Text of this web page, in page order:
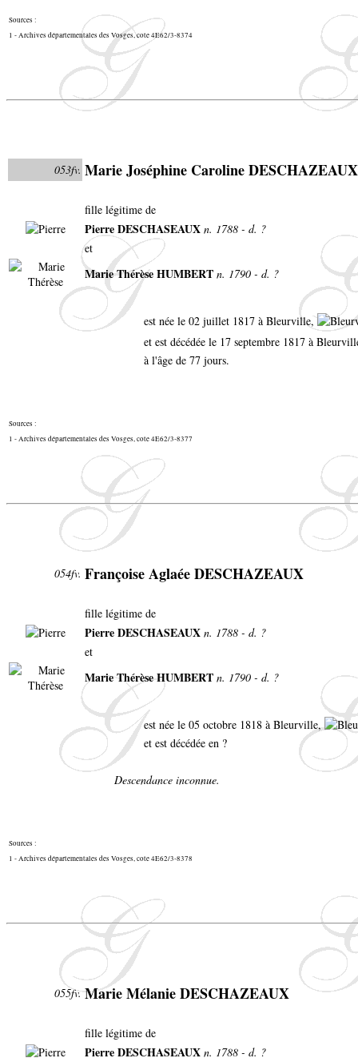
Sources :
1 - Archives départementales des Vosges, cote 4E62/3-8374
053fv. Marie Joséphine Caroline DESCHAZEAUX
fille légitime de
Pierre DESCHASEAUX n. 1788 - d. ?
et
Marie Thérèse HUMBERT n. 1790 - d. ?
est née le 02 juillet 1817 à Bleurville,
et est décédée le 17 septembre 1817 à
à l'âge de 77 jours.
Sources :
1 - Archives départementales des Vosges, cote 4E62/3-8377
054fv. Françoise Aglaée DESCHAZEAUX
fille légitime de
Pierre DESCHASEAUX n. 1788 - d. ?
et
Marie Thérèse HUMBERT n. 1790 - d. ?
est née le 05 octobre 1818 à Bleurville,
et est décédée en ?
Descendance inconnue.
Sources :
1 - Archives départementales des Vosges, cote 4E62/3-8378
055fv. Marie Mélanie DESCHAZEAUX
fille légitime de
Pierre DESCHASEAUX n. 1788 - d. ?